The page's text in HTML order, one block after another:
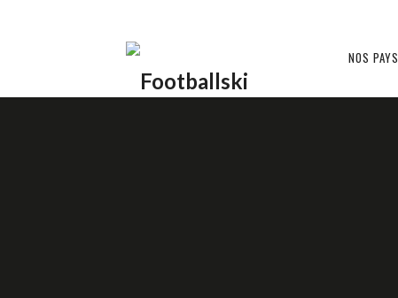
Footballski NOS PAYS